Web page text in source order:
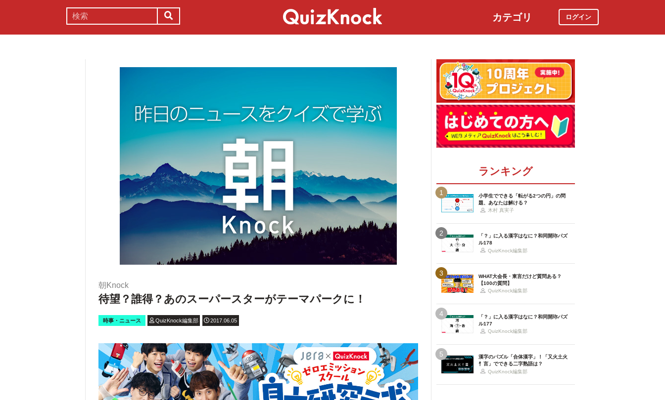
カテゴリ ログイン
朝Knock
待望？誰得？あのスーパースターがテーマパークに！
時事・ニュース QuizKnock編集部 2017.06.05
ランキング
1
小学生でできる「転がる2つの円」の問
題、あなたは解ける？
木村 真実子
2
「？」に入る漢字はなに？和同開珎パズ
ル178
QuizKnock編集部
3
WHAT大会長・東言だけど質問ある？
【100の質問】
QuizKnock編集部
4
「？」に入る漢字はなに？和同開珎パズ
ル177
QuizKnock編集部
5
漢字のパズル「合体漢字」！「又火土火
忄言」でできる二字熟語は？
QuizKnock編集部